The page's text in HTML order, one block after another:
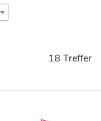
18 Treffer